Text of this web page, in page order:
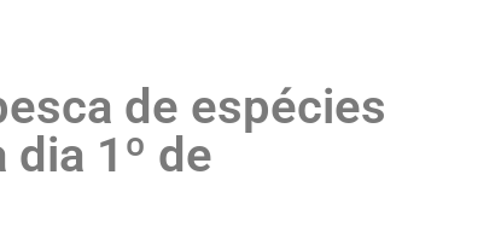
de espécies
dia 1º de